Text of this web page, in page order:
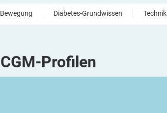
Bewegung Diabetes-Grundwissen Technik
CGM-Profilen